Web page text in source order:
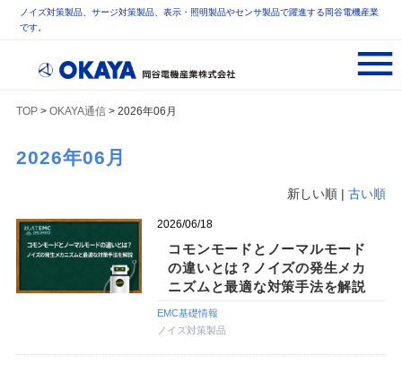
ノイズ対策製品、サージ対策製品、表示・照明製品やセンサ製品で躍進する岡谷電機産業
です。
TOP> OKAYA通信> 2026年06月
2026年06月
新しい順 |古い順
2026/06/18
コモンモードとノーマルモード
の違いとは？ノイズの発生メカ
ニズムと最適な対策手法を解説
EMC基礎情報
ノイズ対策製品